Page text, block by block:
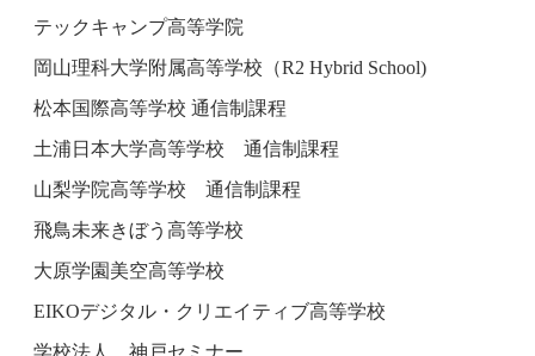
テックキャンプ高等学院
岡山理科大学附属高等学校（R2 Hybrid School)
松本国際高等学校 通信制課程
土浦日本大学高等学校 通信制課程
山梨学院高等学校 通信制課程
飛鳥未来きぼう高等学校
大原学園美空高等学校
EIKOデジタル・クリエイティブ高等学校